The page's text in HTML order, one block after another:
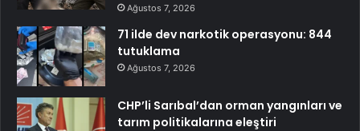
Ağustos 7, 2026
71 ilde dev narkotik operasyonu: 844
tutuklama
Ağustos 7, 2026
CHP’li Sarıbal’dan orman yangınları ve
tarım politikalarına eleştiri